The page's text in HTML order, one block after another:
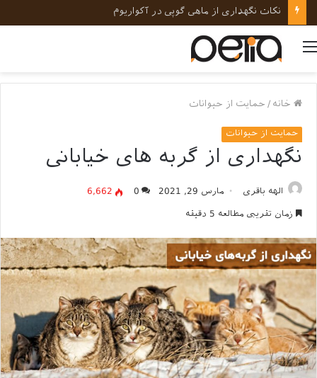
نکات نگهداری از ماهی گوپی در آکواریوم
منو
خانه / حمایت از حیوانات
حمایت از حیوانات
نگهداری از گربه ‌های خیابانی
الهه باقری مارس 29, 2021 0
6,662
زمان تقریبی مطالعه 5 دقیقه